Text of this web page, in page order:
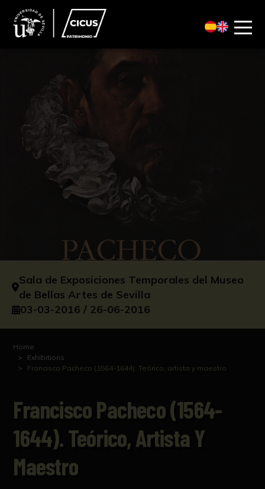
Sala de Exposiciones Temporales del Museo
de Bellas Artes de Sevilla
03-03-2016 / 26-06-2016
Home
Exhibitions
Francisco Pacheco (1564-1644). Teórico, artista y maestro
Francisco Pacheco (1564-
1644). Teórico, Artista Y
Maestro